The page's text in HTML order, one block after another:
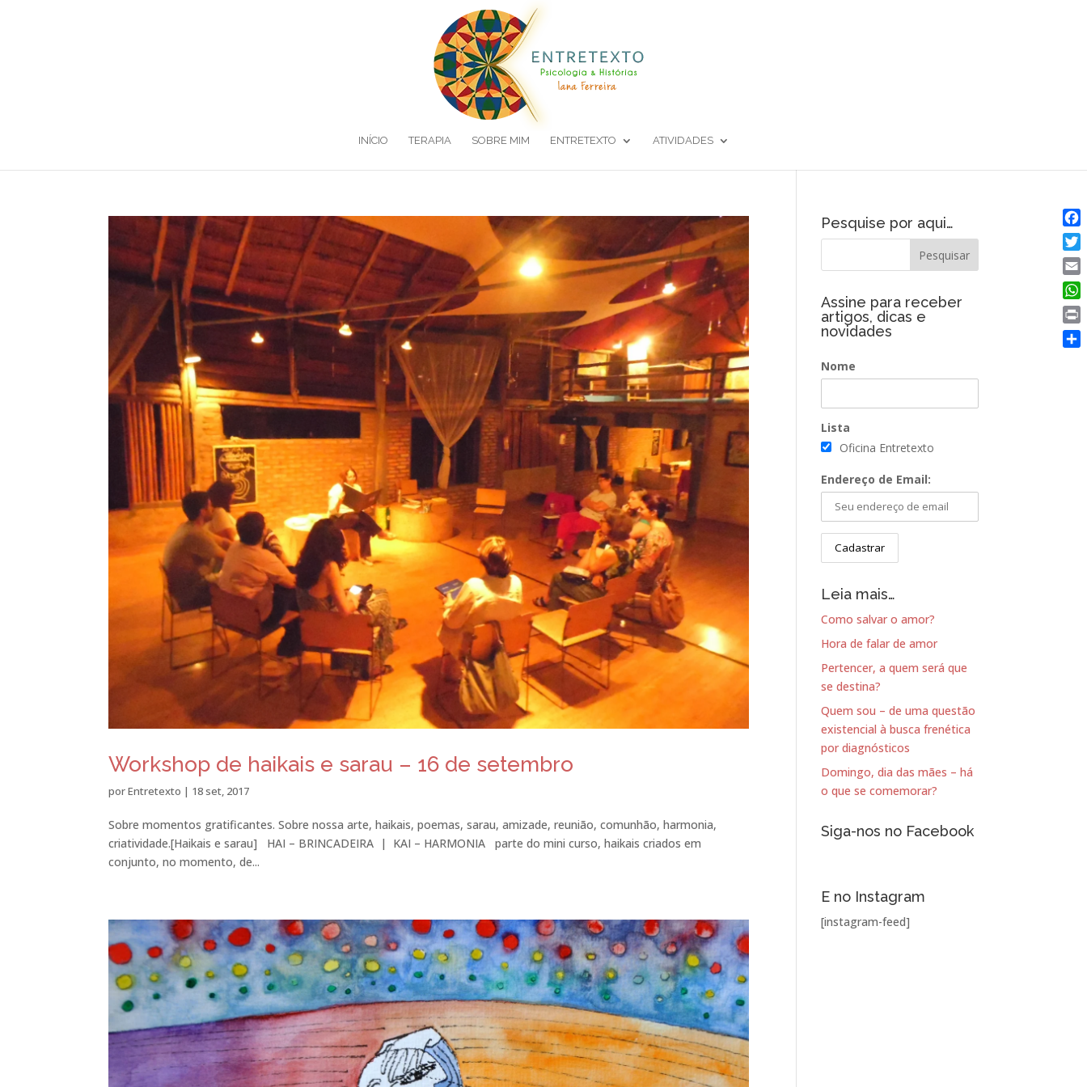
INÍCIO TERAPIA SOBRE MIM ENTRETEXTO ATIVIDADES
Workshop de haikais e sarau – 16 de setembro
porEntretexto | 18 set, 2017
Sobre momentos gratificantes. Sobre nossa arte, haikais, poemas, sarau, amizade, reunião, comunhão, harmonia,
criatividade.[Haikais e sarau] HAI – BRINCADEIRA | KAI – HARMONIA parte do mini curso, haikais criados em
conjunto, no momento, de...
Pesquise por aqui…
Assine para receber
artigos, dicas e
novidades
Nome
Lista
Oficina Entretexto
Endereço de Email:
Leia mais…
Como salvar o amor?
Hora de falar de amor
Pertencer, a quem será que
se destina?
Quem sou – de uma questão
existencial à busca frenética
por diagnósticos
Domingo, dia das mães – há
o que se comemorar?
Siga-nos no Facebook
E no Instagram
[instagram-feed]
Print